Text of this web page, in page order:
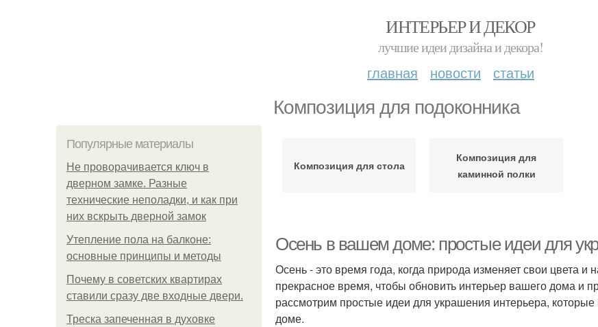
ИНТЕРЬЕР И ДЕКОР
лучшие идеи дизайна и декора!
главная новости статьи
Композиция для подоконника
Популярные материалы
Не проворачивается ключ в
дверном замке. Разные
технические неполадки, и как при
них вскрыть дверной замок
Утепление пола на балконе:
основные принципы и методы
Почему в советских квартирах
ставили сразу две входные двери.
Треска запеченная в духовке
Композиция для стола
Композиция для
каминной полки
Осень в вашем доме: простые идеи для
Осень - это время года, когда природа изменяет свои цвета и
прекрасное время, чтобы обновить интерьер вашего дома и
рассмотрим простые идеи для украшения интерьера,
доме.